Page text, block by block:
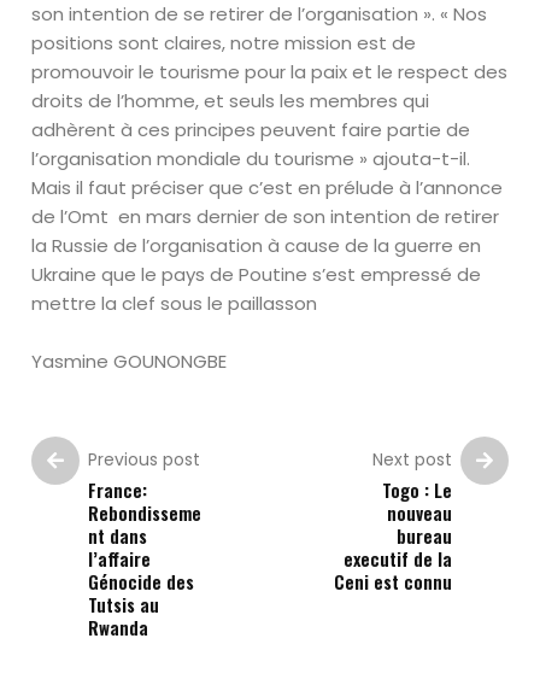
son intention de se retirer de l’organisation ». « Nos
positions sont claires, notre mission est de
promouvoir le tourisme pour la paix et le respect des
droits de l’homme, et seuls les membres qui
adhèrent à ces principes peuvent faire partie de
l’organisation mondiale du tourisme » ajouta-t-il.
Mais il faut préciser que c’est en prélude à l’annonce
de l’Omt en mars dernier de son intention de retirer
la Russie de l’organisation à cause de la guerre en
Ukraine que le pays de Poutine s’est empressé de
mettre la clef sous le paillasson
Yasmine GOUNONGBE
Previous post
France:
Rebondisseme
nt dans
l’affaire
Génocide des
Tutsis au
Rwanda
Next post
Togo : Le
nouveau
bureau
executif de la
Ceni est connu